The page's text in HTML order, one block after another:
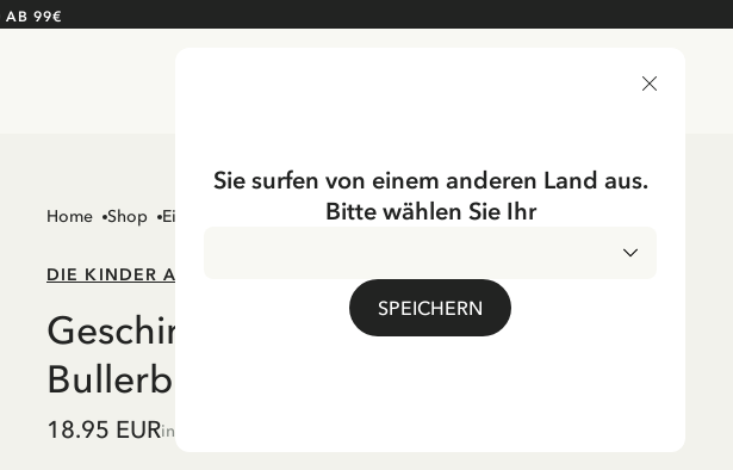
AB 99€
Home Shop Einrichtung Textilien Handtücher
DIE KINDER AUS BULLERBÜ
Geschirrtuch - Die Kinder aus
Bullerbü, 3. Kapitel
18.95 EURinkl. MwSt.
Sie surfen von einem anderen Land aus.
Bitte wählen Sie Ihr
SPEICHERN